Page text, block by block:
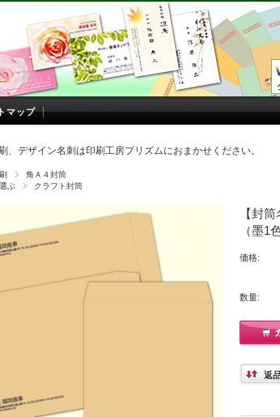
マップ
、デザイン名刺は印刷工房プリズムにおまかせください。
角Ａ４封筒
ぶ
クラフト封筒
【封
（墨1
価格:
数量:
返